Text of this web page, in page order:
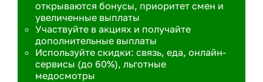
открываются бонусы, приоритет смен и
увеличенные выплаты
Участвуйте в акциях и получайте
дополнительные выплаты
Используйте скидки: связь, еда, онлайн-
сервисы (до 60%), льготные
медосмотры